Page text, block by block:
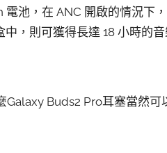
池，在 ANC 開啟的情況下
，則可獲得長達 18 小時的音
Buds2 Pro耳塞當然